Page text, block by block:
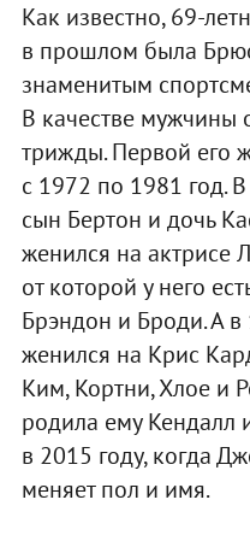
Как известно, 69-
в прошлом была
знаменитым
В качестве мужчины
трижды. Первой его
с 1972 по 1981 год.
сын Бертон и дочь
женился на актрисе
от которой у него
Брэндон и Броди. А
женился на Крис
Ким, Кортни, Хлое и
родила ему Кендалл
в 2015 году, когда
меняет пол и имя.